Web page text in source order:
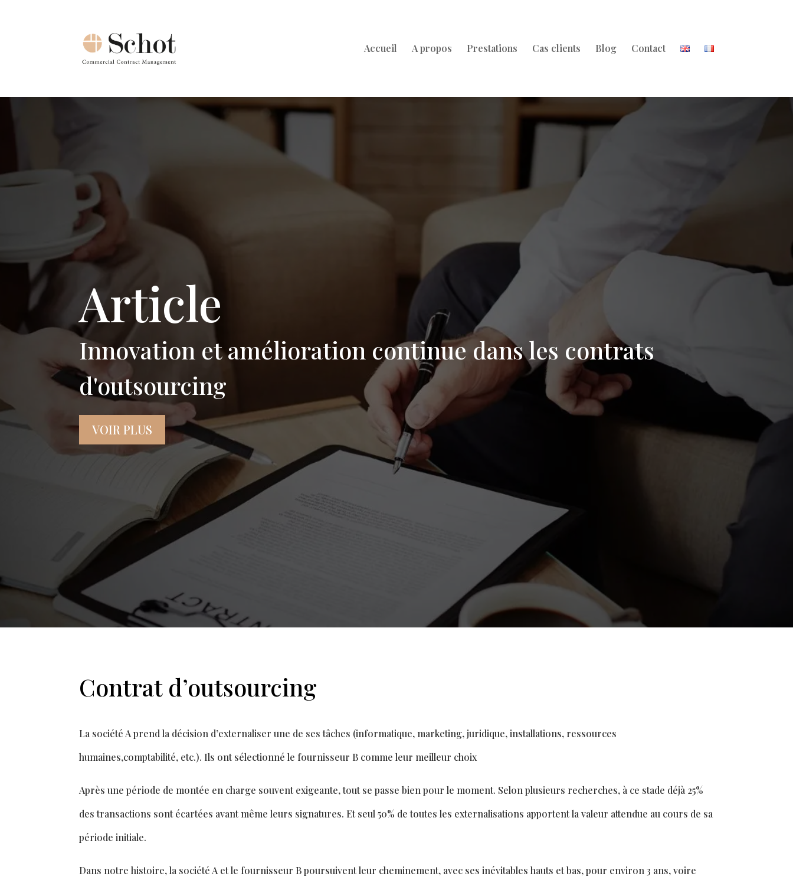
Accueil A propos Prestations Cas clients Blog Contact
Article
Innovation et amélioration continue dans les contrats
d'outsourcing
VOIR PLUS
Contrat d’outsourcing
La société A prend la décision d’externaliser une de ses tâches (informatique, marketing, juridique, installations, ressources
humaines,comptabilité, etc.). Ils ont sélectionné le fournisseur B comme leur meilleur choix
Après une période de montée en charge souvent exigeante, tout se passe bien pour le moment. Selon plusieurs recherches, à ce stade déjà 25%
des transactions sont écartées avant même leurs signatures. Et seul 50% de toutes les externalisations apportent la valeur attendue au cours de sa
période initiale.
Dans notre histoire, la société A et le fournisseur B poursuivent leur cheminement, avec ses inévitables hauts et bas, pour environ 3 ans, voire